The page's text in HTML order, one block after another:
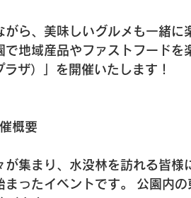
ら、美味しいグルメも一緒に
で地域産品やファストフードを
ザ）」を開催いたします！
概要
が集まり、水没林を訪れる皆様
まったイベントです。 公園内